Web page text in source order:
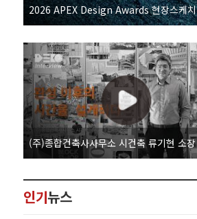
2026 APEX Design Awards 현장스케치
(주)종합건축사사무소 시건축 류기현 소장
인기뉴스